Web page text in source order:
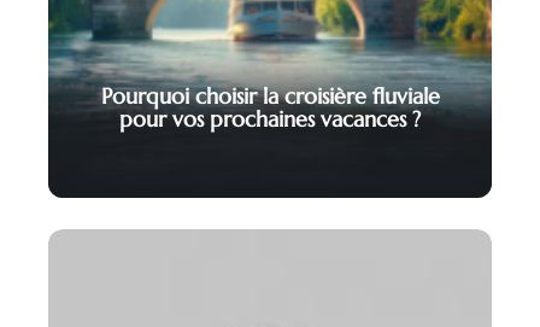
Pourquoi choisir la croisière fluviale
pour vos prochaines vacances ?